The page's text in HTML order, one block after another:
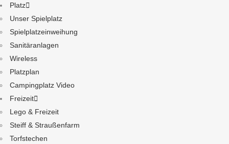
Platz
Unser Spielplatz
Spielplatzeinweihung
Sanitäranlagen
Wireless
Platzplan
Campingplatz Video
Freizeit
Lego & Freizeit
Steiff & Straußenfarm
Torfstechen